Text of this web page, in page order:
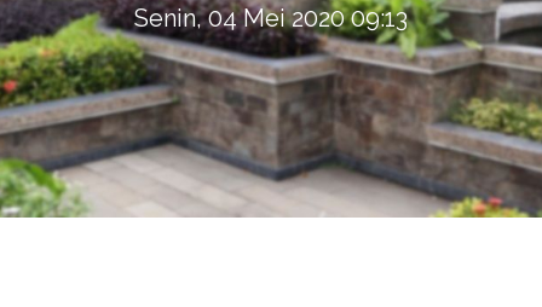
Senin, 04 Mei 2020 09:13